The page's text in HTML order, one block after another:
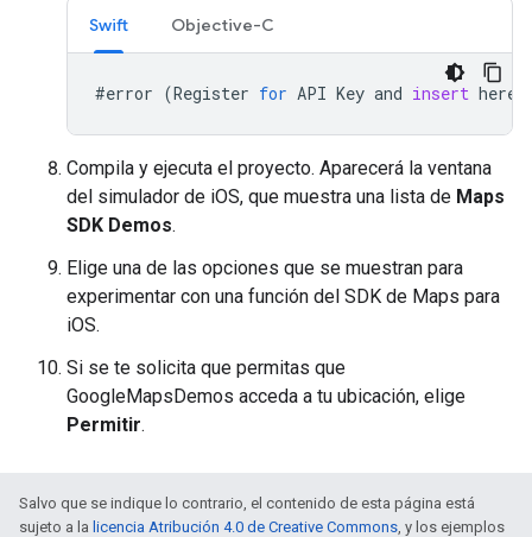
Swift Objective-C
#error (Register for API Key and insert here
Compila y ejecuta el proyecto. Aparecerá la ventana
del simulador de iOS, que muestra una lista de Maps
SDK Demos.
Elige una de las opciones que se muestran para
experimentar con una función del SDK de Maps para
iOS.
Si se te solicita que permitas que
GoogleMapsDemos acceda a tu ubicación, elige
Permitir.
Salvo que se indique lo contrario, el contenido de esta página está
sujeto a la licencia Atribución 4.0 de Creative Commons, y los ejemplos